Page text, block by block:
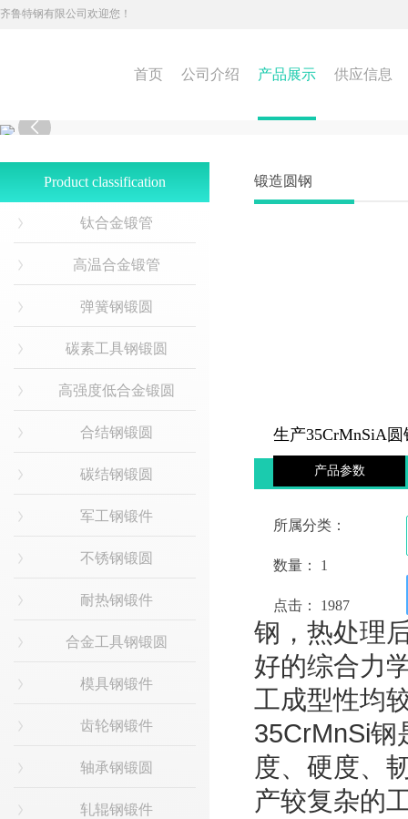
齐鲁特钢有限公司欢迎您！
首页 公司介绍 产品展示 供应信息

Product classification
钛合金锻管
高温合金锻管
弹簧钢锻圆
碳素工具钢锻圆
高强度低合金锻圆
合结钢锻圆
碳结钢锻圆
军工钢锻件
不锈钢锻圆
耐热钢锻件
合金工具钢锻圆
模具钢锻件
齿轮钢锻件
轴承钢锻圆
轧辊钢锻件
锻造圆钢
生产35CrMnSiA
产品参数
所属分类：
数量： 1
点击： 1987
钢，热处理
好的综合力
工成型性均
35CrMnSi钢
度、硬度、
产较复杂的